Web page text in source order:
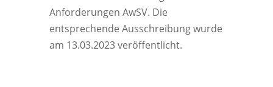
Anforderungen AwSV. Die
entsprechende Ausschreibung wurde
am 13.03.2023 veröffentlicht.